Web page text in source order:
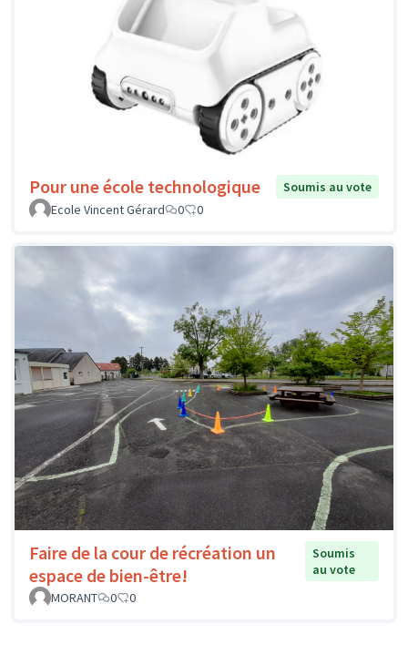
Pour une école technologique
Soumis au vote
Ecole Vincent Gérard
0 0
Faire de la cour de récréation un
espace de bien-être!
Soumis
au vote
MORANT
0 0